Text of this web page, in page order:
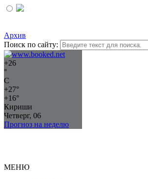
Архив
Поиск по сайту:
+26
°
C
+27°
+16°
Кириши
Четверг, 06
Прогноз на неделю
МЕНЮ